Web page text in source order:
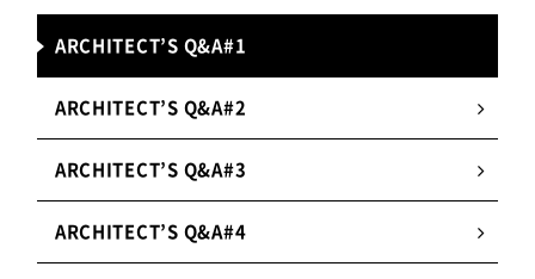
ARCHITECT’S Q&A#1
ARCHITECT’S Q&A#2
ARCHITECT’S Q&A#3
ARCHITECT’S Q&A#4